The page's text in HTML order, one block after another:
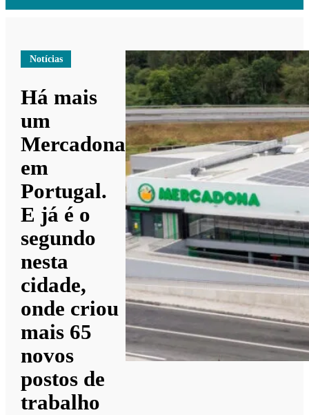
Notícias
Há mais
um
Mercadona
em
Portugal.
E já é o
segundo
nesta
cidade,
onde criou
mais 65
novos
postos de
trabalho